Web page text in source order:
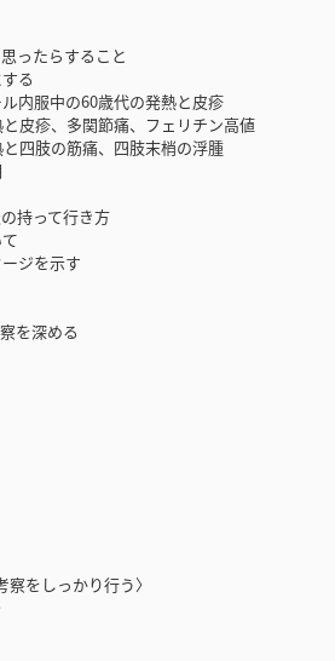
ったらすること
る
内服中の60歳代の発熱と皮疹
皮疹、多関節痛、フェリチン高値
四肢の筋痛、四肢末梢の浮腫
持って行き方
ジを示す
を深める
をしっかり行う〉